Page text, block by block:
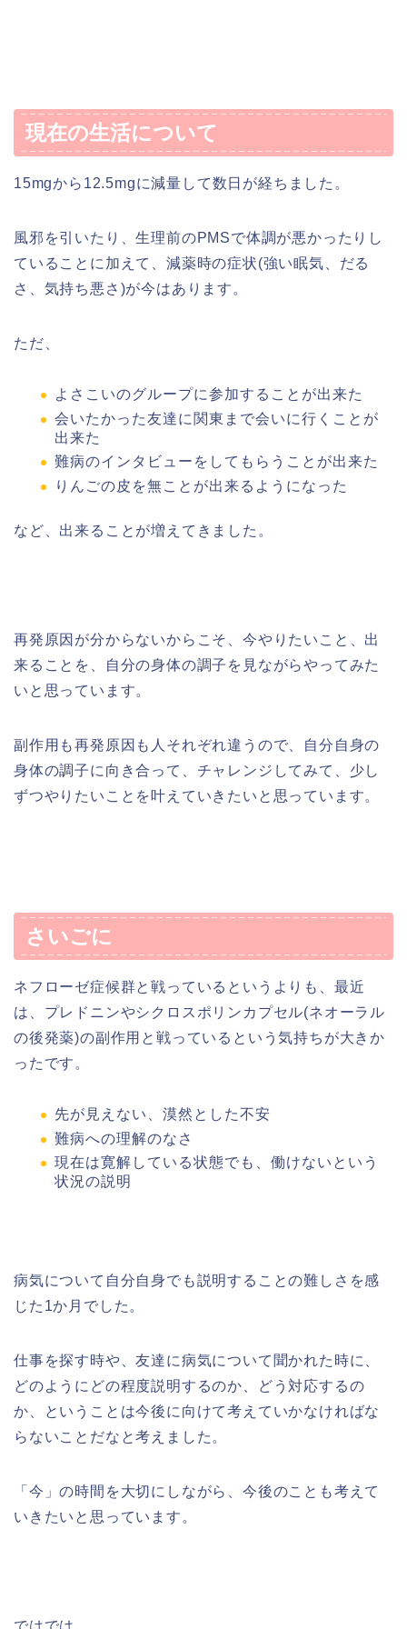
現在の生活について
15mgから12.5mgに減量して数日が経ちました。
風邪を引いたり、生理前のPMSで体調が悪かったりし
ていることに加えて、減薬時の症状(強い眠気、だる
さ、気持ち悪さ)が今はあります。
ただ、
よさこいのグループに参加することが出来た
会いたかった友達に関東まで会いに行くことが
出来た
難病のインタビューをしてもらうことが出来た
りんごの皮を無ことが出来るようになった
など、出来ることが増えてきました。
再発原因が分からないからこそ、今やりたいこと、出
来ることを、自分の身体の調子を見ながらやってみた
いと思っています。
副作用も再発原因も人それぞれ違うので、自分自身の
身体の調子に向き合って、チャレンジしてみて、少し
ずつやりたいことを叶えていきたいと思っています。
さいごに
ネフローゼ症候群と戦っているというよりも、最近
は、プレドニンやシクロスポリンカプセル(ネオーラル
の後発薬)の副作用と戦っているという気持ちが大きか
ったです。
先が見えない、漠然とした不安
難病への理解のなさ
現在は寛解している状態でも、働けないという
状況の説明
病気について自分自身でも説明することの難しさを感
じた1か月でした。
仕事を探す時や、友達に病気について聞かれた時に、
どのようにどの程度説明するのか、どう対応するの
か、ということは今後に向けて考えていかなければな
らないことだなと考えました。
「今」の時間を大切にしながら、今後のことも考えて
いきたいと思っています。